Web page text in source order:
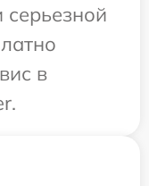
серьезной
в